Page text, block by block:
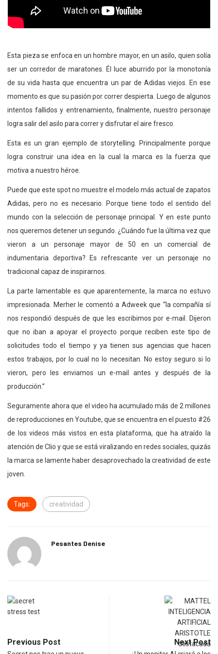
Esta pieza se enfoca en un hombre mayor, en un asilo, quien solía
ser un corredor de maratones. Él luce aburrido por la monotonía
de su vida hasta que encuentra un par de Adidas viejos. En ese
momento es que su pasión por correr despierta. Luego de algunos
intentos fallidos y entrenamiento, finalmente, nuestro personaje
logra salir del asilo para correr y disfrutar el aire fresco.
Esta es un gran ejemplo de storytelling. Principalmente porque
logra construir una idea en la cual la marca es la fuerza que
motiva a nuestro héroe.
Puede que este spot no muestre el modelo más actual de zapatos
Adidas, pero no es necesario. Porque tiene todo el sentido del
mundo con la selección de personaje principal. Y en este punto
nos queremos detener un segundo. ¿Cuándo fue la última vez que
vieron a un personaje mayor de 50 en un comercial de
indumentaria deportiva? Es refrescante ver un personaje no
tradicional capaz de inspirarnos.
La parte lamentable es que aparentemente, la marca no estuvo
impresionada. Merher le comentó a Adweek que “la compañía sí
nos respondió después de que les escribimos por e-mail. Dijeron
que no iban a apoyar el proyecto porque reciben este tipo de
solicitudes todo el tiempo y ya tienen sus agencias que hacen
estos trabajos, por lo cual no lo necesitan. No estoy seguro si lo
vieron, pero les enviamos un e-mail antes y después de la
producción.”
Seguramente ahora que el video ha acumulado más de 2 millones
de reproducciones en Youtube, que se encuentra en el puesto #26
de los videos más vistos en esta plataforma, que ha atraído la
atención de Clio y que se está viralizando en redes sociales, quizás
la marca se lamente haber desaprovechado la creatividad de este
joven.
Tags: creatividad
Pesantes Denise
Previous Post Next Post